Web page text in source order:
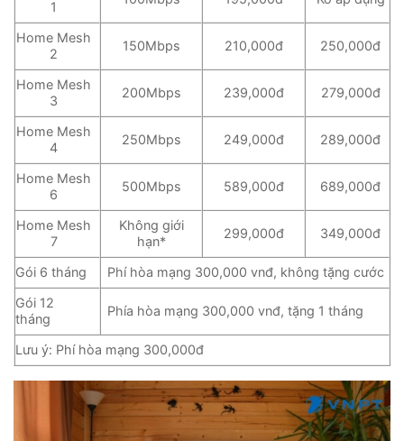
1
Home Mesh
2
150Mbps 210,000đ 250,000đ
Home Mesh
3
200Mbps 239,000đ 279,000đ
Home Mesh
4
250Mbps 249,000đ 289,000đ
Home Mesh
6
500Mbps 589,000đ 689,000đ
Home Mesh
7
Không giới
hạn*
299,000đ 349,000đ
Gói 6 tháng
Phí hòa mạng 300,000 vnđ, không tặng cước
Gói 12
tháng
Phía hòa mạng 300,000 vnđ, tặng 1 tháng
Lưu ý: Phí hòa mạng 300,000đ